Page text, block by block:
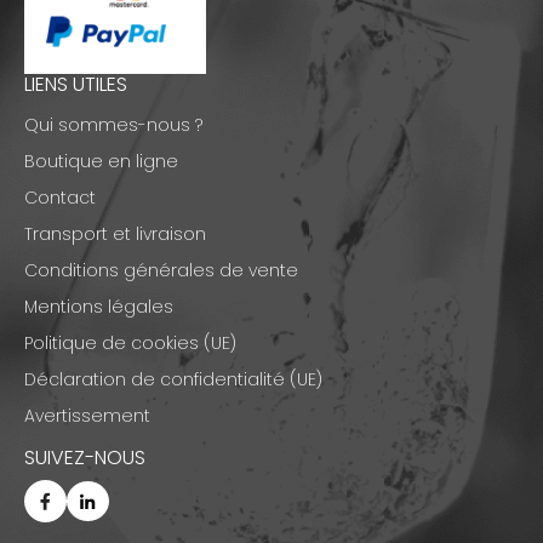
LIENS UTILES
Qui sommes-nous ?
Boutique en ligne
Contact
Transport et livraison
Conditions générales de vente
Mentions légales
Politique de cookies (UE)
Déclaration de confidentialité (UE)
Avertissement
SUIVEZ-NOUS